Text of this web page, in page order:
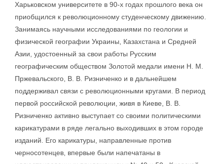
Харьковском университете в 90-х годах прошлого века он
приобщился к революционному студенческому движению.
Занимаясь научными исследованиями по геологии и
физической географии Украины, Казахстана и Средней
Азии, удостоенный за свои работы Русским
географическим обществом Золотой медали имени Н. М.
Пржевальского, В. В. Ризниченко и в дальнейшем
поддерживал связи с революционными кругами. В период
первой российской революции, живя в Киеве, В. В.
Ризниченко активно выступает со своими политическими
карикатурами в ряде легально выходивших в этом городе
изданий. Его карикатуры, направленные против
черносотенцев, впервые были напечатаны в